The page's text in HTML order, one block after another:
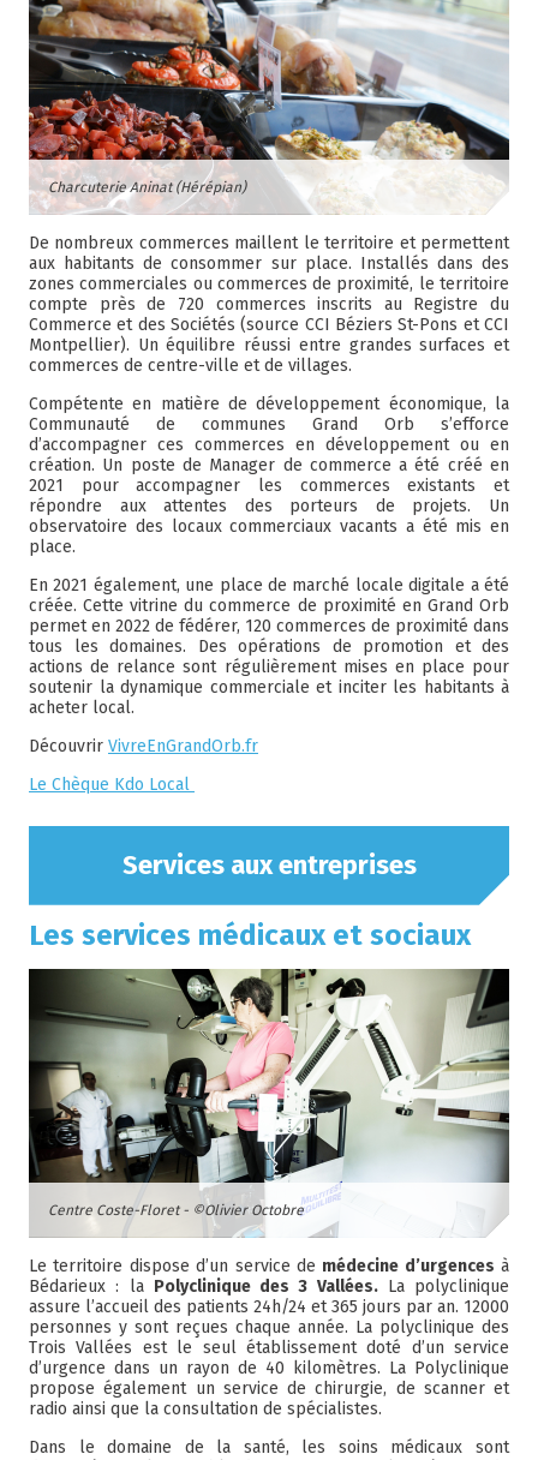
Charcuterie Aninat (Hérépian)
De nombreux commerces maillent le territoire et permettent
aux habitants de consommer sur place. Installés dans des
zones commerciales ou commerces de proximité, le territoire
compte près de 720 commerces inscrits au Registre du
Commerce et des Sociétés (source CCI Béziers St-Pons et CCI
Montpellier). Un équilibre réussi entre grandes surfaces et
commerces de centre-ville et de villages.
Compétente en matière de développement économique, la
Communauté de communes Grand Orb s’efforce
d’accompagner ces commerces en développement ou en
création. Un poste de Manager de commerce a été créé en
2021 pour accompagner les commerces existants et
répondre aux attentes des porteurs de projets. Un
observatoire des locaux commerciaux vacants a été mis en
place.
En 2021 également, une place de marché locale digitale a été
créée. Cette vitrine du commerce de proximité en Grand Orb
permet en 2022 de fédérer, 120 commerces de proximité dans
tous les domaines. Des opérations de promotion et des
actions de relance sont régulièrement mises en place pour
soutenir la dynamique commerciale et inciter les habitants à
acheter local.
Découvrir VivreEnGrandOrb.fr
Le Chèque Kdo Local
Services aux entreprises
Les services médicaux et sociaux
Centre Coste-Floret - ©Olivier Octobre
Le territoire dispose d’un service de médecine d’urgences à
Bédarieux : la Polyclinique des 3 Vallées.La polyclinique
assure l’accueil des patients 24h/24 et 365 jours par an. 12000
personnes y sont reçues chaque année. La polyclinique des
Trois Vallées est le seul établissement doté d’un service
d’urgence dans un rayon de 40 kilomètres. La Polyclinique
propose également un service de chirurgie, de scanner et
radio ainsi que la consultation de spécialistes.
Dans le domaine de la santé, les soins médicaux sont